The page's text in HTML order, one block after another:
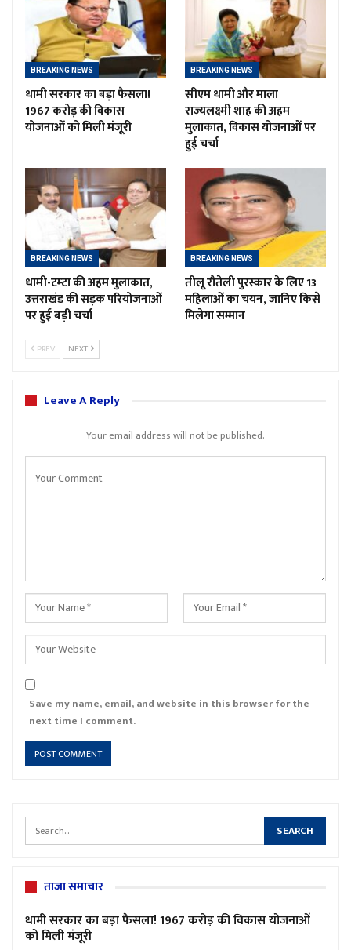
BREAKING NEWS
धामी सरकार का बड़ा फैसला!
1967 करोड़ की विकास
योजनाओं को मिली मंजूरी
BREAKING NEWS
सीएम धामी और माला
राज्यलक्ष्मी शाह की अहम
मुलाकात, विकास योजनाओं पर
हुई चर्चा
BREAKING NEWS
धामी-टम्टा की अहम मुलाकात,
उत्तराखंड की सड़क परियोजनाओं
पर हुई बड़ी चर्चा
BREAKING NEWS
तीलू रौतेली पुरस्कार के लिए 13
महिलाओं का चयन, जानिए किसे
मिलेगा सम्मान
PREV NEXT
Leave A Reply
Your email address will not be published.
Save my name, email, and website in this browser for the
next time I comment.
ताजा समाचार
धामी सरकार का बड़ा फैसला! 1967 करोड़ की विकास योजनाओं
को मिली मंजूरी